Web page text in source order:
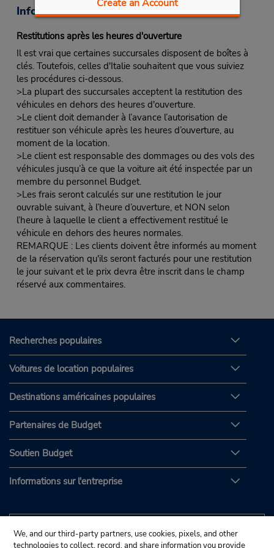
Create an Account
Informations sur la succursale
Restitutions après les heures d'ouverture
Il est vrai que certaines succursales disposent de boîtes à
clés. Toutefois, celles d'Italie souhaitent que vous suiviez
les procédures ci-dessous.
>La plupart des succursales acceptent la restitution des
véhicules en dehors des heures d'ouverture.
>Le client doit demander à l’avance l’autorisation de
restituer son véhicule après les heures d’ouverture, au
moment de la location.
>Le client est responsable des dommages ou des vols des
véhicules jusqu’à ce que la voiture ait été inspectée par un
membre du personnel Budget.
>Les frais seront calculés sur une restitution le jour
ouvrable suivant, à l’heure d’ouverture, et NON selon
l’heure à laquelle le client a effectivement restitué le
véhicule en dehors des heures normales.
REMARQUE : Les clients doivent être informés au moment
de la réservation qu'ils seront facturés pour une restitution
le jour suivant et le prix devra être inscrit dans le champ
réservé aux commentaires.
Recherches populaires
Voitures de location populaires
Destinations américaines populaires
Partenaires de Budget
Soutien Budget
Informations sur l'entreprise
We, and our third-party partners, use cookies, pixels, and other
technologies to collect, record, and share information you provide